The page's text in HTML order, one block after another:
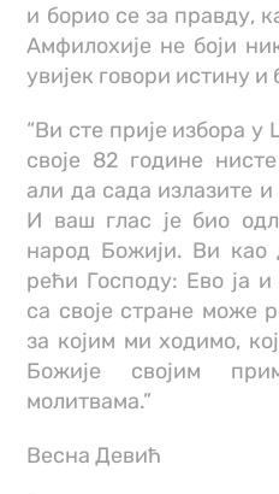
и борио се за правду,
Амфилохије не боји
увијек говори истину и
“Ви сте прије избора у
своје 82 године
али да сада излазите
И ваш глас је био
народ Божији. Ви као
рећи Господу: Ево ја
са своје стране може
за којим ми ходимо,
Божије својим
молитвама.”
Весна Девић